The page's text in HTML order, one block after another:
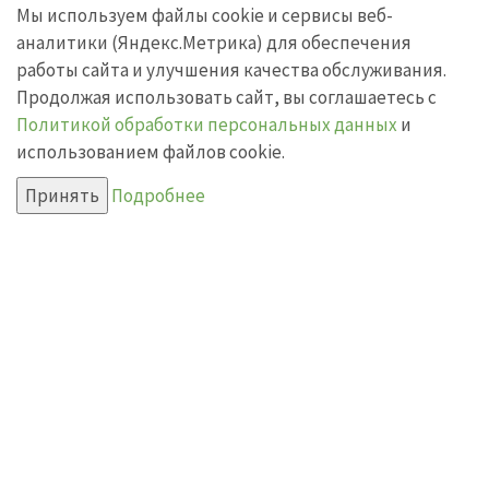
Мы используем файлы cookie и сервисы веб-
аналитики (Яндекс.Метрика) для обеспечения
работы сайта и улучшения качества обслуживания.
Продолжая использовать сайт, вы соглашаетесь с
Политикой обработки персональных данных и
использованием файлов cookie.
Принять Подробнее